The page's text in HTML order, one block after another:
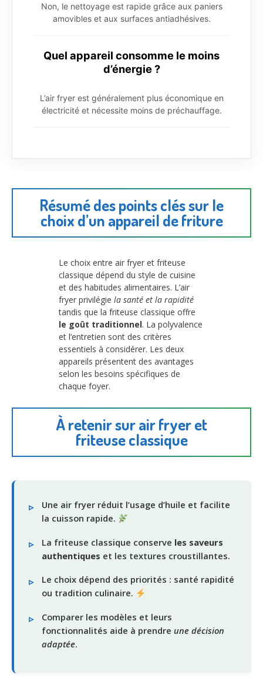
Non, le nettoyage est rapide grâce aux paniers
amovibles et aux surfaces antiadhésives.
Quel appareil consomme le moins
d’énergie ?
L’air fryer est généralement plus économique en
électricité et nécessite moins de préchauffage.
Résumé des points clés sur le
choix d’un appareil de friture
Le choix entre air fryer et friteuse
classique dépend du style de cuisine
et des habitudes alimentaires. L’air
fryer privilégie la santé et la rapidité
tandis que la friteuse classique offre
le goût traditionnel. La polyvalence
et l’entretien sont des critères
essentiels à considérer. Les deux
appareils présentent des avantages
selon les besoins spécifiques de
chaque foyer.
À retenir sur air fryer et
friteuse classique
Une air fryer réduit l’usage d’huile et facilite
la cuisson rapide.
La friteuse classique conserve les saveurs
authentiques et les textures croustillantes.
Le choix dépend des priorités : santé rapidité
ou tradition culinaire.
Comparer les modèles et leurs
fonctionnalités aide à prendre une décision
adaptée.